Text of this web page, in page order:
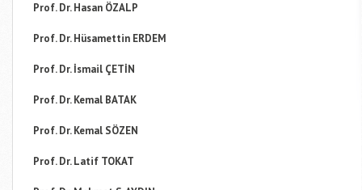
Prof. Dr. Hasan ÖZALP
Prof. Dr. Hüsamettin ERDEM
Prof. Dr. İsmail ÇETİN
Prof. Dr. Kemal BATAK
Prof. Dr. Kemal SÖZEN
Prof. Dr. Latif TOKAT